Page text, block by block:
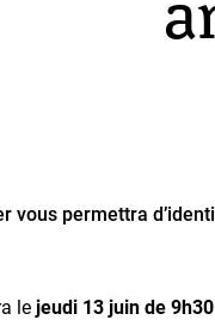
vous permettra
le jeudi 13 juin de